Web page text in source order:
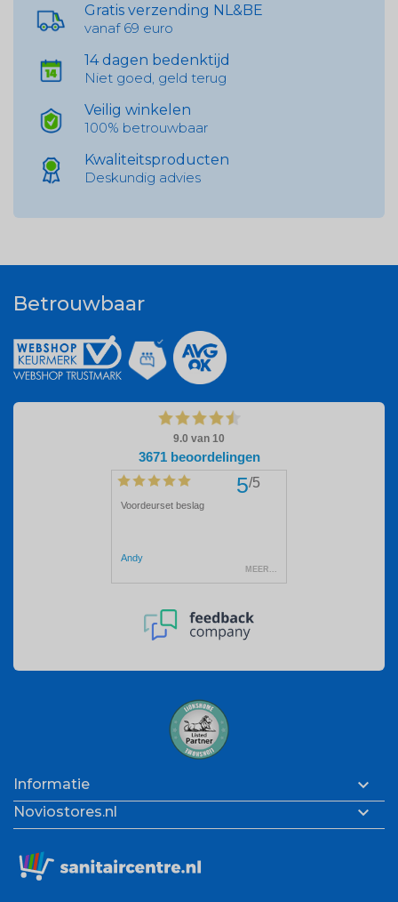
Gratis verzending NL&BE
vanaf 69 euro
14 dagen bedenktijd
Niet goed, geld terug
Veilig winkelen
100% betrouwbaar
Kwaliteitsproducten
Deskundig advies
Betrouwbaar
Informatie 
Noviostores.nl 